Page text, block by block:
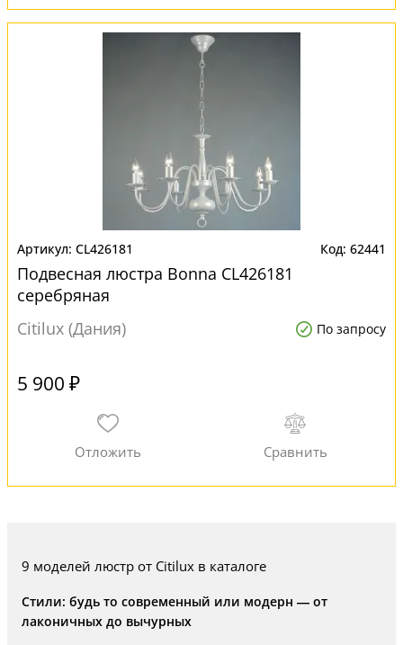
CL426181 62441
Подвесная люстра Bonna CL426181
серебряная
Citilux (Дания)
По запросу
5 900 ₽
9 моделей люстр от Citilux в каталоге
Стили: будь то современный или модерн — от
лаконичных до вычурных